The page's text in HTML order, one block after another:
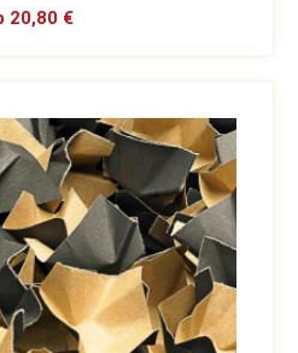
20,80 €